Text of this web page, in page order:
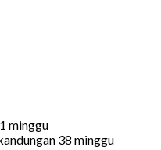
minggu
38 minggu